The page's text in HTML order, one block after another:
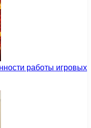
работы игровых